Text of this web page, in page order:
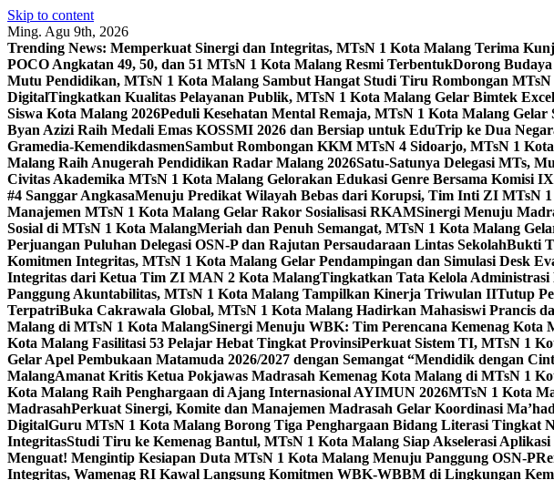
Skip to content
Ming. Agu 9th, 2026
Trending News: Memperkuat Sinergi dan Integritas, MTsN 1 Kota Malang Terima
POCO Angkatan 49, 50, dan 51 MTsN 1 Kota Malang Resmi TerbentukDorong
Mutu Pendidikan, MTsN 1 Kota Malang Sambut Hangat Studi Tiru Rombongan MTsN
DigitalTingkatkan Kualitas Pelayanan Publik, MTsN 1 Kota Malang Gelar Bimtek
Siswa Kota Malang 2026Peduli Kesehatan Mental Remaja, MTsN 1 Kota Malang
Byan Azizi Raih Medali Emas KOSSMI 2026 dan Bersiap untuk EduTrip ke Dua
Gramedia-KemendikdasmenSambut Rombongan KKM MTsN 4 Sidoarjo, MTsN 1
Malang Raih Anugerah Pendidikan Radar Malang 2026Satu-Satunya Delegasi MTs,
Civitas Akademika MTsN 1 Kota Malang Gelorakan Edukasi Genre Bersama Komisi
#4 Sanggar AngkasaMenuju Predikat Wilayah Bebas dari Korupsi, Tim Inti ZI MTsN
Manajemen MTsN 1 Kota Malang Gelar Rakor Sosialisasi RKAMSinergi Menuju
Sosial di MTsN 1 Kota MalangMeriah dan Penuh Semangat, MTsN 1 Kota Malang
Perjuangan Puluhan Delegasi OSN-P dan Rajutan Persaudaraan Lintas SekolahBukti
Komitmen Integritas, MTsN 1 Kota Malang Gelar Pendampingan dan Simulasi Desk
Integritas dari Ketua Tim ZI MAN 2 Kota MalangTingkatkan Tata Kelola Administrasi
Panggung Akuntabilitas, MTsN 1 Kota Malang Tampilkan Kinerja Triwulan IITutup
TerpatriBuka Cakrawala Global, MTsN 1 Kota Malang Hadirkan Mahasiswi Prancis
Malang di MTsN 1 Kota MalangSinergi Menuju WBK: Tim Perencana Kemenag Kota
Kota Malang Fasilitasi 53 Pelajar Hebat Tingkat ProvinsiPerkuat Sistem TI, MTsN 1
Gelar Apel Pembukaan Matamuda 2026/2027 dengan Semangat “Mendidik dengan
MalangAmanat Kritis Ketua Pokjawas Madrasah Kemenag Kota Malang di MTsN 1
Kota Malang Raih Penghargaan di Ajang Internasional AYIMUN 2026MTsN 1 Kota
MadrasahPerkuat Sinergi, Komite dan Manajemen Madrasah Gelar Koordinasi
DigitalGuru MTsN 1 Kota Malang Borong Tiga Penghargaan Bidang Literasi Tingkat
IntegritasStudi Tiru ke Kemenag Bantul, MTsN 1 Kota Malang Siap Akselerasi
Menguat! Mengintip Kesiapan Duta MTsN 1 Kota Malang Menuju Panggung OSN-P
Integritas, Wamenag RI Kawal Langsung Komitmen WBK-WBBM di Lingkungan